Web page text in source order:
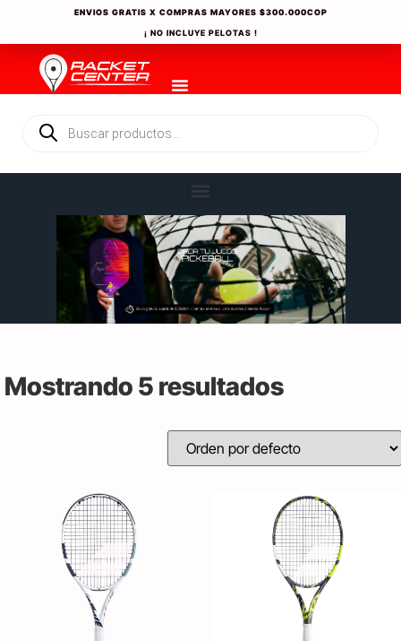
ENVIOS GRATIS X COMPRAS MAYORES $300.000COP
¡ NO INCLUYE PELOTAS !
Mostrando 5 resultados